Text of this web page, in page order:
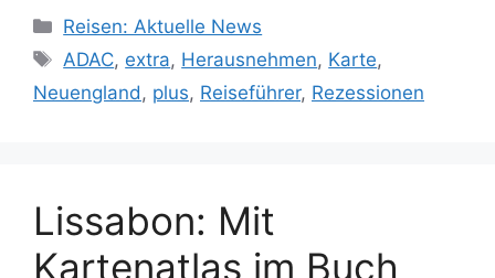
Kategorien
Reisen: Aktuelle News
Schlagwörter
ADAC, extra, Herausnehmen, Karte,
Neuengland , plus, Reiseführer, Rezessionen
Lissabon: Mit
Kartenatlas im Buch